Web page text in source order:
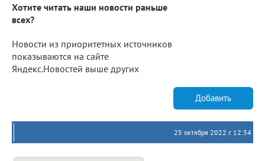
Хотите читать наши новости раньше
всех?
Новости из приоритетных источников
показываются на сайте
Яндекс.Новостей выше других
Добавить
25 октября 2022 г. 12:34